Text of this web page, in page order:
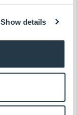
Show details